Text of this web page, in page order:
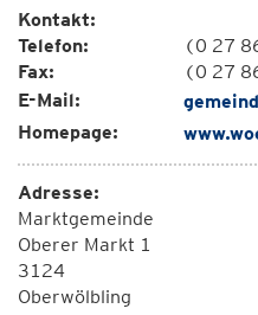
Kontakt:
Telefon:
(0 27
Fax:
(0 27
E-Mail:
Homepage:
Adresse:
Marktgemeinde
Oberer Markt 1
3124
Oberwölbling